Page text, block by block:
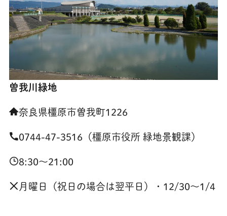
曽我川緑地
奈良県橿原市曽我町1226
0744-47-3516（橿原市役所 緑地景観課）
8:30～21:00
月曜日（祝日の場合は翌平日）・12/30～1/4